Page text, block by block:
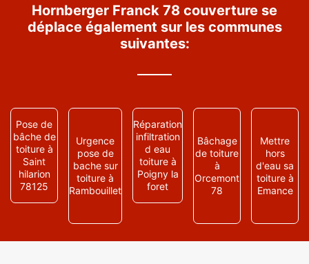
Hornberger Franck 78 couverture se
déplace également sur les communes
suivantes:
Pose de
bâche de
toiture à
Saint
hilarion
78125
Urgence
pose de
bache sur
toiture à
Rambouillet
Réparation
infiltration
d eau
toiture à
Poigny la
foret
Bâchage
de toiture
à
Orcemont
78
Mettre
hors
d'eau sa
toiture à
Emance